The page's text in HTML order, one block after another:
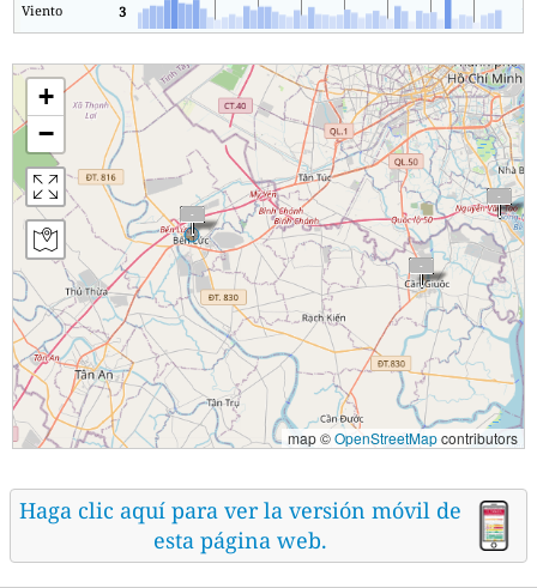
Viento 3 1
+
−
map ©OpenStreetMapcontributors
Haga clic aquí para ver la versión móvil de
esta página web.